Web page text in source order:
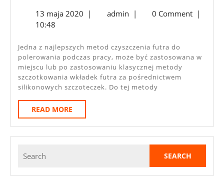
O
Po
13 maja 202013| adminadmin
| 0 Comment |
10:48
Jedna z najlepszych metod czyszczenia futra do
polerowania podczas pracy, może być zastosowana w
miejscu lub po zastosowaniu klasycznej metody
szczotkowania wkładek futra za pośrednictwem
silikonowych szczoteczek. Do tej metody
READ MORE
MORE
for: